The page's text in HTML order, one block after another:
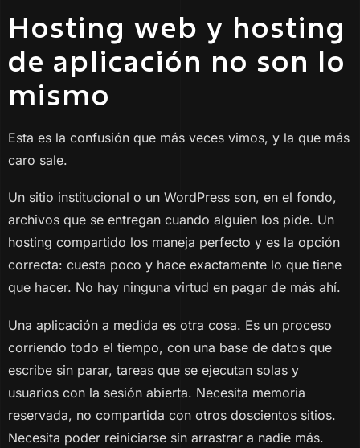
Hosting web y hosting
de aplicación no son lo
mismo
Esta es la confusión que más veces vimos, y la que más
caro sale.
Un sitio institucional o un WordPress son, en el fondo,
archivos que se entregan cuando alguien los pide. Un
hosting compartido los maneja perfecto y es la opción
correcta: cuesta poco y hace exactamente lo que tiene
que hacer. No hay ninguna virtud en pagar de más ahí.
Una aplicación a medida es otra cosa. Es un proceso
corriendo todo el tiempo, con una base de datos que
escribe sin parar, tareas que se ejecutan solas y
usuarios con la sesión abierta. Necesita memoria
reservada, no compartida con otros doscientos sitios.
Necesita poder reiniciarse sin arrastrar a nadie más.